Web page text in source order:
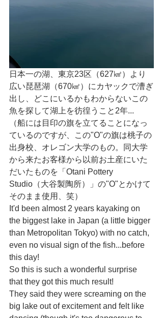
日本一の湖、東京23区（627㎢）より
広い琵琶湖（670㎢）にカヤックで漕ぎ
出し、どこにいるかもわからないこの
魚を探して湖上を彷徨うこと2年...
（船には目印の旗を立てることになっ
ているのですが、この"O"の旗は桃子の
出身校、オレゴン大学のもの。同大学
から来たお客様から以前お土産にいた
だいたものを「Otani Pottery
Studio（大谷製陶所）」の"O"とかけて
そのまま使用、笑）
It'd been almost 2 years kayaking on
the biggest lake in Japan (a little bigger
than Metropolitan Tokyo) with no catch,
even no visual sign of the fish...before
this day!
So this is such a wonderful surprise
that they got this much result!
They said they were screaming on the
big lake out of excitement and felt like